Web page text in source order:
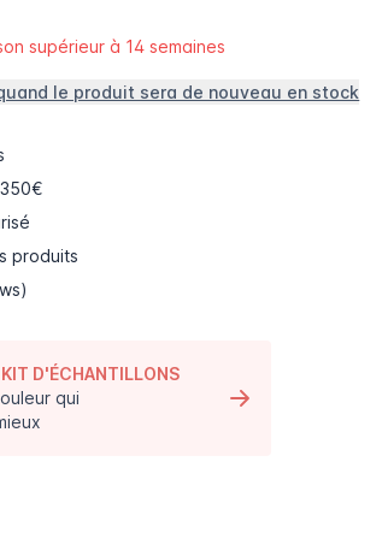
supérieur à 14 semaines
le produit sera de nouveau en stock
produits
D'ÉCHANTILLONS
qui